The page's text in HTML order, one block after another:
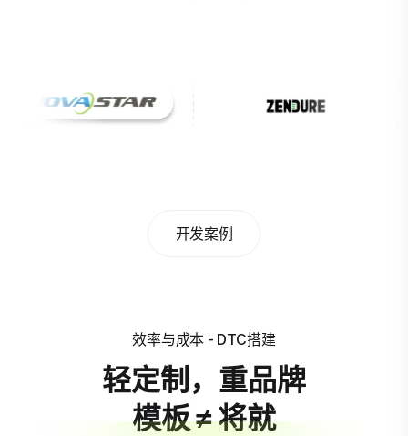
开发案例
效率与成本 - DTC搭建
轻定制，重品牌
模板 ≠ 将就